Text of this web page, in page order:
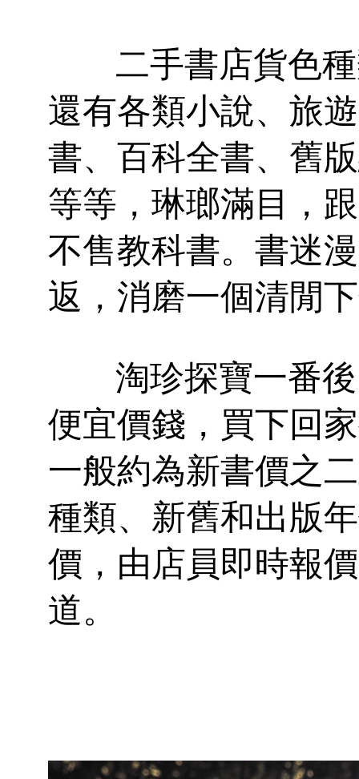
二手書店貨色種
還有各類小說、旅
書、百科全書、舊
等等，琳瑯滿目，
不售教科書。書迷
返，消磨一個清閒
淘珍探寶一番後
便宜價錢，買下回
一般約為新書價之
種類、新舊和出版
價，由店員即時報
道。